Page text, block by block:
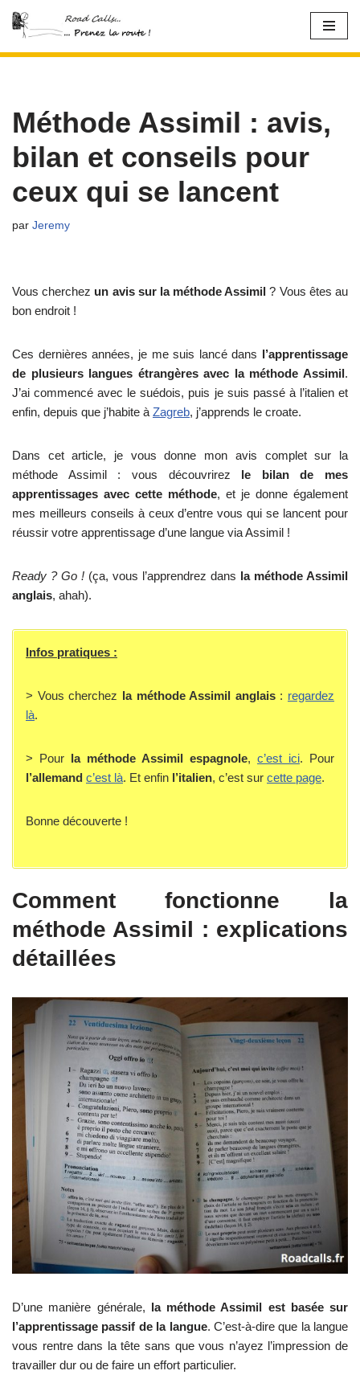
Aller
Méthode Assimil : avis,
bilan et conseils pour
ceux qui se lancent
par Jeremy
Vous cherchez un avis sur la méthode Assimil ? Vous êtes au
bon endroit !
Ces dernières années, je me suis lancé dans l’apprentissage
de plusieurs langues étrangères avec la méthode Assimil.
J’ai commencé avec le suédois, puis je suis passé à l’italien et
enfin, depuis que j’habite à Zagreb, j’apprends le croate.
Dans cet article, je vous donne mon avis complet sur la
méthode Assimil : vous découvrirez le bilan de mes
apprentissages avec cette méthode, et je donne également
mes meilleurs conseils à ceux d’entre vous qui se lancent pour
réussir votre apprentissage d’une langue via Assimil !
Ready ? Go ! (ça, vous l’apprendrez dans la méthode Assimil
anglais, ahah).
Infos pratiques :
> Vous cherchez la méthode Assimil anglais: regardez
là.
> Pour la méthode Assimil espagnole, c’est ici. Pour
l’allemand c’est là. Et enfin l’italien, c’est sur cette page.
Bonne découverte !
Comment fonctionne la
méthode Assimil : explications
détaillées
D’une manière générale, la méthode Assimil est basée sur
l’apprentissage passif de la langue. C’est-à-dire que la langue
vous rentre dans la tête sans que vous n’ayez l’impression de
travailler dur ou de faire un effort particulier.